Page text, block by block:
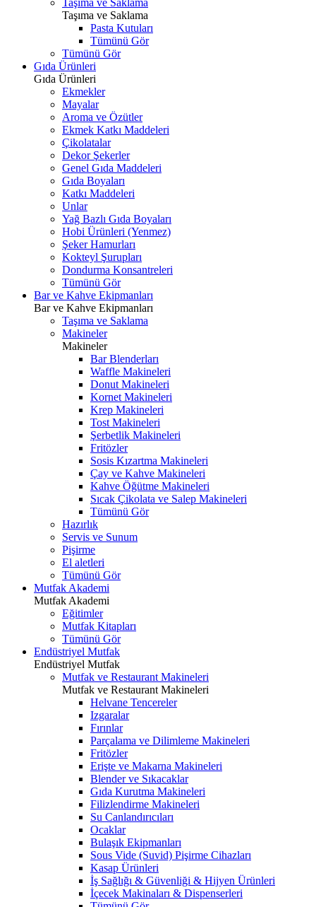
Taşıma ve Saklama
Taşıma ve Saklama
Pasta Kutuları
Tümünü Gör
Tümünü Gör
Gıda Ürünleri
Gıda Ürünleri
Ekmekler
Mayalar
Aroma ve Özütler
Ekmek Katkı Maddeleri
Çikolatalar
Dekor Şekerler
Genel Gıda Maddeleri
Gıda Boyaları
Katkı Maddeleri
Unlar
Yağ Bazlı Gıda Boyaları
Hobi Ürünleri (Yenmez)
Şeker Hamurları
Kokteyl Şurupları
Dondurma Konsantreleri
Tümünü Gör
Bar ve Kahve Ekipmanları
Bar ve Kahve Ekipmanları
Taşıma ve Saklama
Makineler
Makineler
Bar Blenderları
Waffle Makineleri
Donut Makineleri
Kornet Makineleri
Krep Makineleri
Tost Makineleri
Şerbetlik Makineleri
Fritözler
Sosis Kızartma Makineleri
Çay ve Kahve Makineleri
Kahve Öğütme Makineleri
Sıcak Çikolata ve Salep Makineleri
Tümünü Gör
Hazırlık
Servis ve Sunum
Pişirme
El aletleri
Tümünü Gör
Mutfak Akademi
Mutfak Akademi
Eğitimler
Mutfak Kitapları
Tümünü Gör
Endüstriyel Mutfak
Endüstriyel Mutfak
Mutfak ve Restaurant Makineleri
Mutfak ve Restaurant Makineleri
Helvane Tencereler
Izgaralar
Fırınlar
Parçalama ve Dilimleme Makineleri
Fritözler
Erişte ve Makarna Makineleri
Blender ve Sıkacaklar
Gıda Kurutma Makineleri
Filizlendirme Makineleri
Su Canlandırıcıları
Ocaklar
Bulaşık Ekipmanları
Sous Vide (Suvid) Pişirme Cihazları
Kasap Ürünleri
İş Sağlığı & Güvenliği & Hijyen Ürünleri
İçecek Makinaları & Dispenserleri